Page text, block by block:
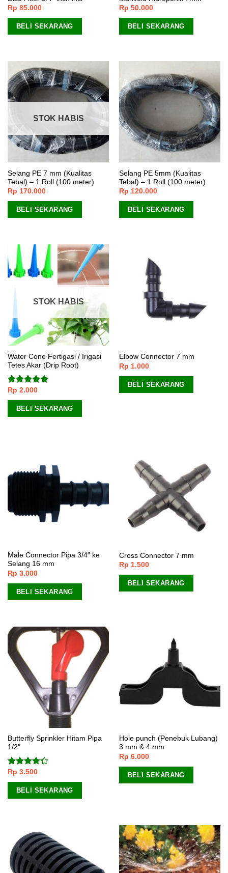
Rp 85.000
BELI SEKARANG
Rp 50.000
BELI SEKARANG
STOK HABIS
Selang PE 7 mm (Kualitas
Tebal) – 1 Roll (100 meter)
Rp 170.000
BELI SEKARANG
Selang PE 5mm (Kualitas
Tebal) – 1 Roll (100 meter)
Rp 120.000
BELI SEKARANG
STOK HABIS
Water Cone Fertigasi / Irigasi
Tetes Akar (Drip Root)
Dinilai5.00
dari 5
Rp 2.000
BELI SEKARANG
Elbow Connector 7 mm
Rp 1.000
BELI SEKARANG
Male Connector Pipa 3/4″ ke
Selang 16 mm
Rp 3.000
BELI SEKARANG
Cross Connector 7 mm
Rp 1.500
BELI SEKARANG
Butterfly Sprinkler Hitam Pipa
1/2″
Dinilai
4.00dari
Rp 3.500
BELI SEKARANG
Hole punch (Penebuk Lubang)
3 mm & 4 mm
Rp 6.000
BELI SEKARANG